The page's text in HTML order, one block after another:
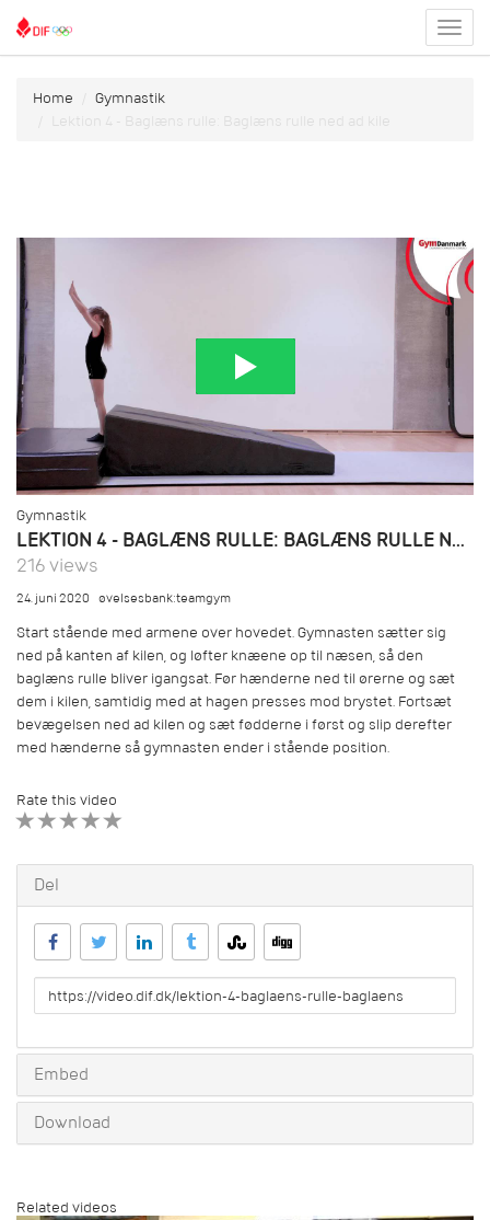
menu
Home
Gymnastik
Lektion 4 - Baglæns rulle: Baglæns rulle ned ad kile
Gymnastik
LEKTION 4 - BAGLÆNS RULLE: BAGLÆNS RULLE NED AD KILE
216 views
24. juni 2020 øvelsesbank:teamgym
Start stående med armene over hovedet. Gymnasten sætter sig
ned på kanten af kilen, og løfter knæene op til næsen, så den
baglæns rulle bliver igangsat. Før hænderne ned til ørerne og sæt
dem i kilen, samtidig med at hagen presses mod brystet. Fortsæt
bevægelsen ned ad kilen og sæt fødderne i først og slip derefter
med hænderne så gymnasten ender i stående position.
Rate this video
Del
URL
to
Embed
Download
Related videos